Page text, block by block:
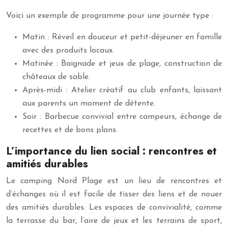
Voici un exemple de programme pour une journée type :
Matin : Réveil en douceur et petit-déjeuner en famille
avec des produits locaux.
Matinée : Baignade et jeux de plage, construction de
châteaux de sable.
Après-midi : Atelier créatif au club enfants, laissant
aux parents un moment de détente.
Soir : Barbecue convivial entre campeurs, échange de
recettes et de bons plans.
L’importance du lien social : rencontres et
amitiés durables
Le camping Nord Plage est un lieu de rencontres et
d’échanges où il est facile de tisser des liens et de nouer
des amitiés durables. Les espaces de convivialité, comme
la terrasse du bar, l’aire de jeux et les terrains de sport,